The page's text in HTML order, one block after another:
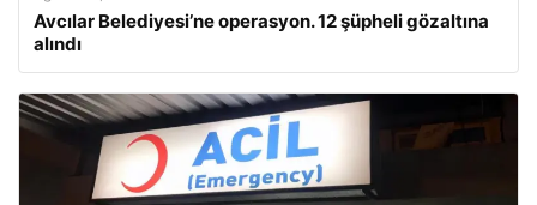
Avcılar Belediyesi’ne operasyon. 12 şüpheli gözaltına
alındı